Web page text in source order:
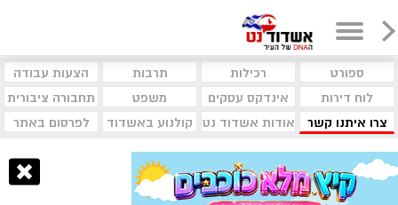
ספורט רכילות תרבות
הצעות עבודה
לוח דירות
אינדקס עסקים משפט
תחבורה ציבורית
צרו איתנו קשר
אודות אשדוד נט קולנוע באשדוד לפרסום באתר